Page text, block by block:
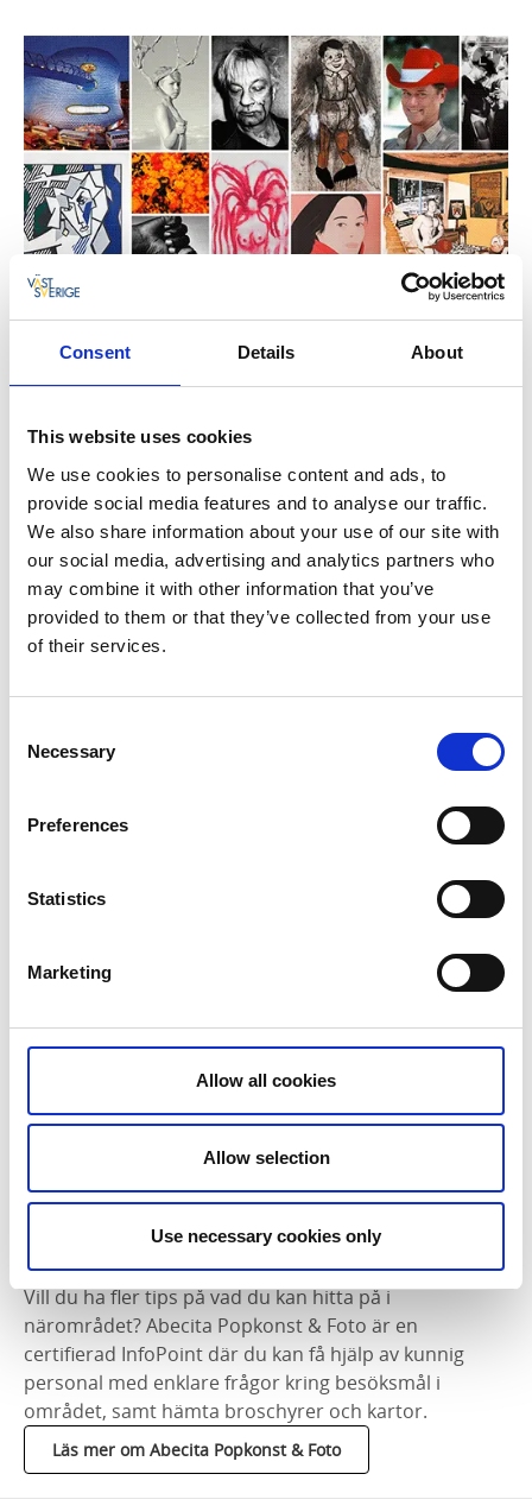
Consent Details About
This website uses cookies
We use cookies to personalise content and ads, to
provide social media features and to analyse our traffic.
We also share information about your use of our site with
our social media, advertising and analytics partners who
may combine it with other information that you’ve
provided to them or that they’ve collected from your use
of their services.
Selection
Necessary
Preferences
Statistics
Marketing
Allow all cookies
Allow selection
Use necessary cookies only
Fotofokus, café och designshop
Förutom den ordinarie samlingen av popkonst och
grafik kan du på Abecita Popkonst & Fotoäven
uppleva olika fotoutställningar av både svenska och
föreläsningskvällar och nybörjarkurser till heldagars
workshops med kända fotografer.
Utställningarna byts med ca fyra månaders
mellanrum och visas på tre våningar. Här finns också
ett kafé, en designshop och en välsorterad bokshop
med unika fotoböcker.
Fotograf:Christer Hansson
Abecita Popkonst & Foto är en InfoPoint
Vill du ha fler tips på vad du kan hitta på i
närområdet? Abecita Popkonst & Foto är en
certifierad InfoPoint där du kan få hjälp av kunnig
personal med enklare frågor kring besöksmål i
området, samt hämta broschyrer och kartor.
Läs mer om Abecita Popkonst & Foto